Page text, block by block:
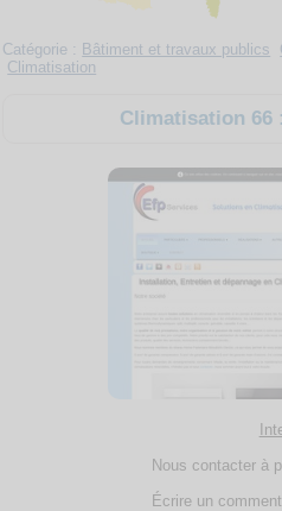
Catégorie : Bâtiment et travaux publics
Climatisation
Climatisation 66
Nous contacter à
Écrire un